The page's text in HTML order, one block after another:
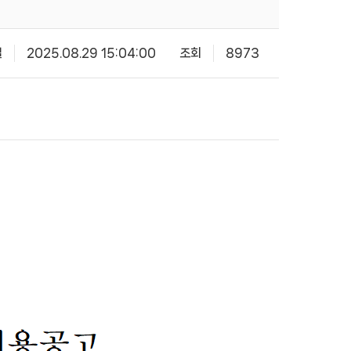
2025.08.29 15:04:00 조회 8973